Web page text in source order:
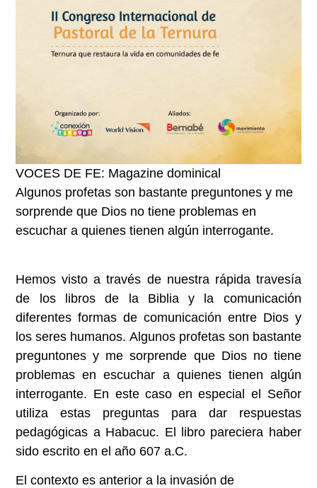
VOCES DE FE: Magazine dominical
Algunos profetas son bastante preguntones y me
sorprende que Dios no tiene problemas en
escuchar a quienes tienen algún interrogante.
Hemos visto a través de nuestra rápida travesía
de los libros de la Biblia y la comunicación
diferentes formas de comunicación entre Dios y
los seres humanos. Algunos profetas son bastante
preguntones y me sorprende que Dios no tiene
problemas en escuchar a quienes tienen algún
interrogante. En este caso en especial el Señor
utiliza estas preguntas para dar respuestas
pedagógicas a Habacuc. El libro pareciera haber
sido escrito en el año 607 a.C.
El contexto es anterior a la invasión de